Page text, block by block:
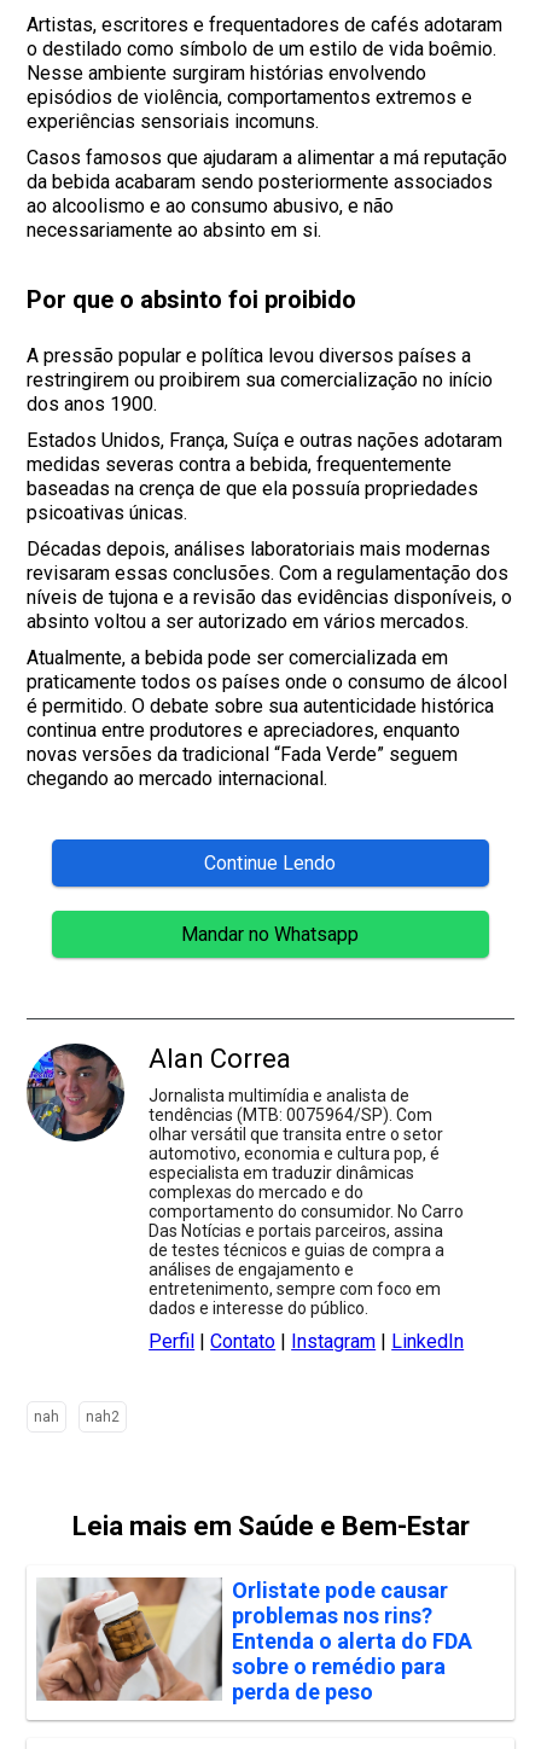
Artistas, escritores e frequentadores de cafés adotaram
o destilado como símbolo de um estilo de vida boêmio.
Nesse ambiente surgiram histórias envolvendo
episódios de violência, comportamentos extremos e
experiências sensoriais incomuns.
Casos famosos que ajudaram a alimentar a má reputação
da bebida acabaram sendo posteriormente associados
ao alcoolismo e ao consumo abusivo, e não
necessariamente ao absinto em si.
Por que o absinto foi proibido
A pressão popular e política levou diversos países a
restringirem ou proibirem sua comercialização no início
dos anos 1900.
Estados Unidos, França, Suíça e outras nações adotaram
medidas severas contra a bebida, frequentemente
baseadas na crença de que ela possuía propriedades
psicoativas únicas.
Décadas depois, análises laboratoriais mais modernas
revisaram essas conclusões. Com a regulamentação dos
níveis de tujona e a revisão das evidências disponíveis, o
absinto voltou a ser autorizado em vários mercados.
Atualmente, a bebida pode ser comercializada em
praticamente todos os países onde o consumo de álcool
é permitido. O debate sobre sua autenticidade histórica
continua entre produtores e apreciadores, enquanto
novas versões da tradicional “Fada Verde” seguem
chegando ao mercado internacional.
Continue Lendo
Mandar no Whatsapp
Alan Correa
Jornalista multimídia e analista de
tendências (MTB: 0075964/SP). Com
olhar versátil que transita entre o setor
automotivo, economia e cultura pop, é
especialista em traduzir dinâmicas
complexas do mercado e do
comportamento do consumidor. No Carro
Das Notícias e portais parceiros, assina
de testes técnicos e guias de compra a
análises de engajamento e
entretenimento, sempre com foco em
dados e interesse do público.
Perfil |Contato | Instagram | LinkedIn
nah nah2
Leia mais em Saúde e Bem-Estar
Orlistate pode causar
problemas nos rins?
Entenda o alerta do FDA
sobre o remédio para
perda de peso